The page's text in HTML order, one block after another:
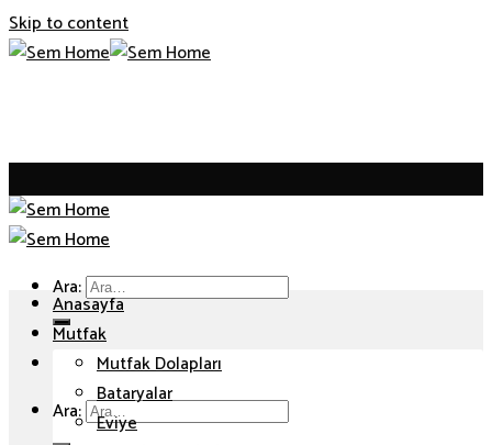
Skip to content
Ara:
Ara:
Anasayfa
Mutfak
Mutfak Dolapları
Bataryalar
Eviye